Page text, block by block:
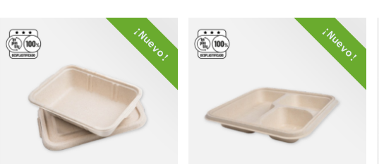
¡Nuevo! ¡Nuevo!